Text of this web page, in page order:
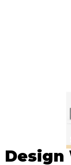
Design